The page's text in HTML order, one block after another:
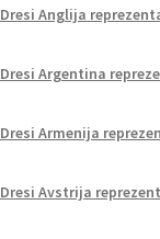
Dresi Anglija
Dresi Argentina
Dresi Armenija
Dresi Avstrija